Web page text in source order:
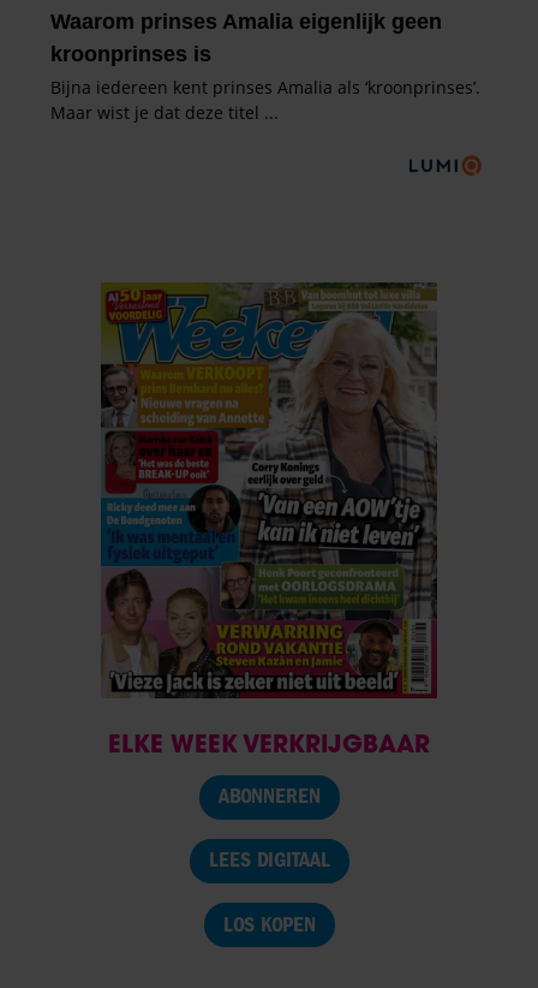
ELKE WEEK VERKRIJGBAAR
ABONNEREN
LEES DIGITAAL
LOS KOPEN